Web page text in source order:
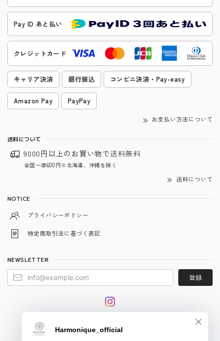
Pay ID あと払い
クレジットカード
キャリア決済 銀行振込 コンビニ決済・Pay-easy
Amazon Pay PayPay
お支払い方法について
送料について
9000円以上のお買い物で送料無料
全国一律600円※北海道、沖縄を除く
送料について
NOTICE
プライバシーポリシー
特定商取引法に基づく表記
NEWSLETTER
登録
© harmonique